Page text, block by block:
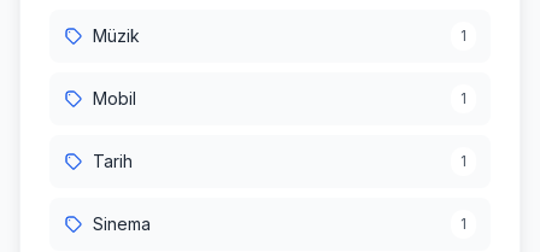
Müzik 1
Mobil 1
Tarih 1
Sinema 1